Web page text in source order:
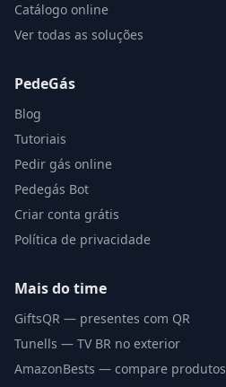
Catálogo online
Ver todas as soluções
PedeGás
Blog
Tutoriais
Pedir gás online
Pedegás Bot
Criar conta grátis
Política de privacidade
Mais do time
GiftsQR — presentes com QR
Tunells — TV BR no exterior
AmazonBests — compare produtos